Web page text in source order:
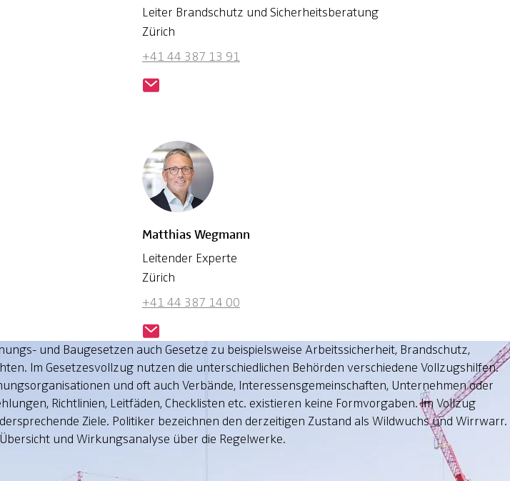
Leiter Brandschutz und Sicherheitsberatung
Zürich
+41 44 387 13 91
Matthias Wegmann
Leitender Experte
Zürich
+41 44 387 14 00
und Baugesetzen auch Gesetze zu beispielsweise Arbeitssicherheit, Brandschutz,
Im Gesetzesvollzug nutzen die unterschiedlichen Behörden verschiedene Vollzugshilfen.
und oft auch Verbände, Interessensgemeinschaften, Unternehmen oder
Richtlinien, Leitfäden, Checklisten etc. existieren keine Formvorgaben. Im Vollzug
Ziele. Politiker bezeichnen den derzeitigen Zustand als Wildwuchs und Wirrwarr.
und Wirkungsanalyse über die Regelwerke.